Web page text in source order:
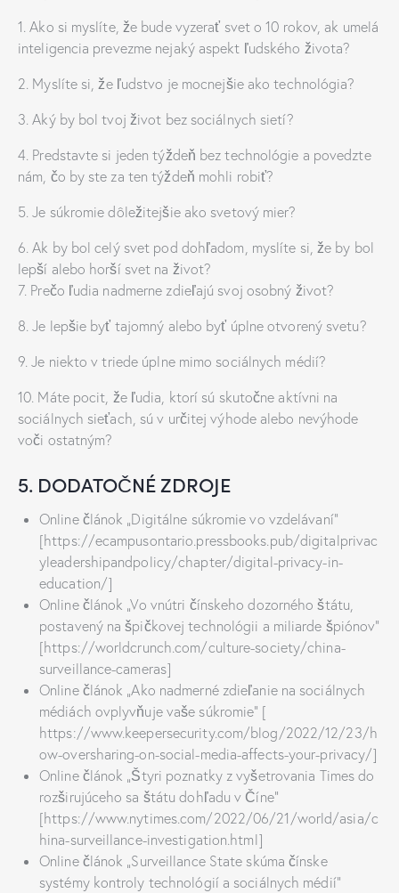
1. Ako si myslíte, že bude vyzerať svet o 10 rokov, ak umelá
inteligencia prevezme nejaký aspekt ľudského života?
2. Myslíte si, že ľudstvo je mocnejšie ako technológia?
3. Aký by bol tvoj život bez sociálnych sietí?
4. Predstavte si jeden týždeň bez technológie a povedzte
nám, čo by ste za ten týždeň mohli robiť?
5. Je súkromie dôležitejšie ako svetový mier?
6. Ak by bol celý svet pod dohľadom, myslíte si, že by bol
lepší alebo horší svet na život?
7. Prečo ľudia nadmerne zdieľajú svoj osobný život?
8. Je lepšie byť tajomný alebo byť úplne otvorený svetu?
9. Je niekto v triede úplne mimo sociálnych médií?
10. Máte pocit, že ľudia, ktorí sú skutočne aktívni na
sociálnych sieťach, sú v určitej výhode alebo nevýhode
voči ostatným?
5. DODATOČNÉ ZDROJE
Online článok „Digitálne súkromie vo vzdelávaní“
[https://ecampusontario.pressbooks.pub/digitalprivac
yleadershipandpolicy/chapter/digital-privacy-in-
education/]
Online článok „Vo vnútri čínskeho dozorného štátu,
postavený na špičkovej technológii a miliarde špiónov“
[https://worldcrunch.com/culture-society/china-
surveillance-cameras]
Online článok „Ako nadmerné zdieľanie na sociálnych
médiách ovplyvňuje vaše súkromie“ [
https://www.keepersecurity.com/blog/2022/12/23/h
ow-oversharing-on-social-media-affects-your-privacy/]
Online článok „Štyri poznatky z vyšetrovania Times do
rozširujúceho sa štátu dohľadu v Číne“
[https://www.nytimes.com/2022/06/21/world/asia/c
hina-surveillance-investigation.html]
Online článok „Surveillance State skúma čínske
systémy kontroly technológií a sociálnych médií“